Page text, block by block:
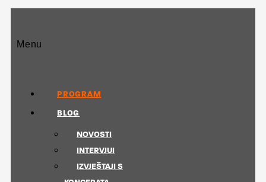
Menu
PROGRAM
BLOG
NOVOSTI
INTERVJUI
IZVJEŠTAJI S